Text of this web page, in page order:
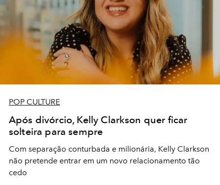
POP CULTURE
Após divórcio, Kelly Clarkson quer ficar
solteira para sempre
Com separação conturbada e milionária, Kelly Clarkson
não pretende entrar em um novo relacionamento tão
cedo